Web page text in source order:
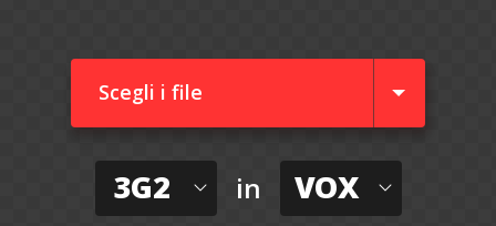
Scegli i file
3G2 in VOX